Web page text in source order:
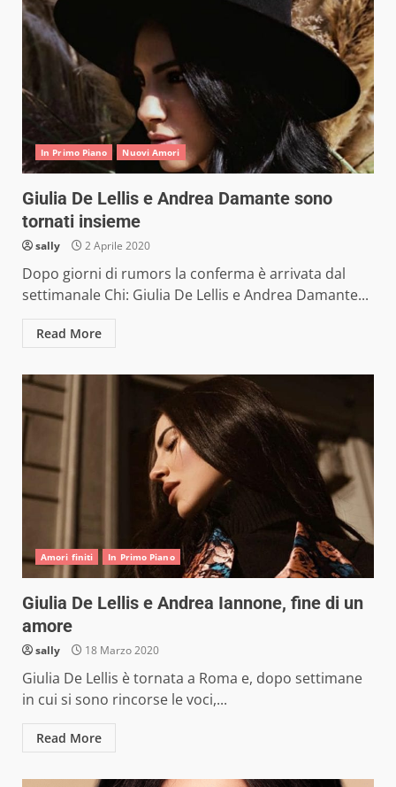
In Primo Piano Nuovi Amori
Giulia De Lellis e Andrea Damante sono
tornati insieme
sally 2 Aprile 2020
Dopo giorni di rumors la conferma è arrivata dal
settimanale Chi: Giulia De Lellis e Andrea Damante...
Read More
Amori finiti In Primo Piano
Giulia De Lellis e Andrea Iannone, fine di un
amore
sally 18 Marzo 2020
Giulia De Lellis è tornata a Roma e, dopo settimane
in cui si sono rincorse le voci,...
Read More